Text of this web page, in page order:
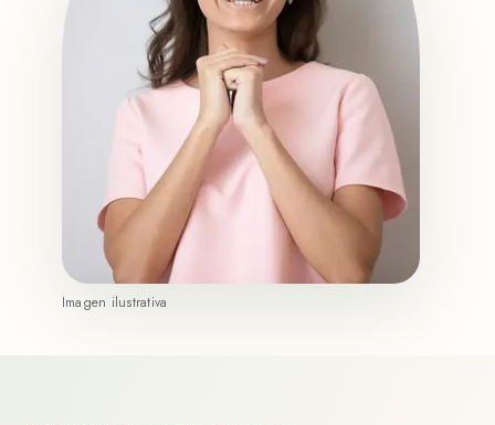
Imagen ilustrativa